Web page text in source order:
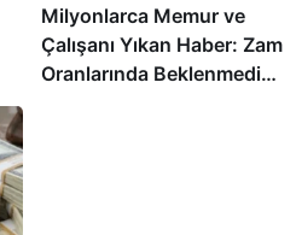
Milyonlarca Memur ve
Çalışanı Yıkan Haber: Zam
Oranlarında Beklenmedik